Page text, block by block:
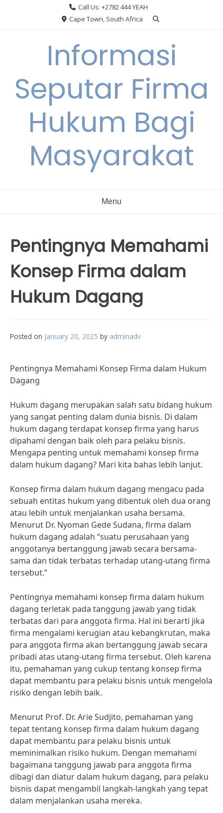
Call Us: +2782 444 YEAH
Cape Town, South Africa
Informasi
Seputar Firma
Hukum Bagi
Masyarakat
Menu
Pentingnya Memahami
Konsep Firma dalam
Hukum Dagang
Posted on January 20, 2025 by adminadv
Pentingnya Memahami Konsep Firma dalam Hukum
Dagang
Hukum dagang merupakan salah satu bidang hukum
yang sangat penting dalam dunia bisnis. Di dalam
hukum dagang terdapat konsep firma yang harus
dipahami dengan baik oleh para pelaku bisnis.
Mengapa penting untuk memahami konsep firma
dalam hukum dagang? Mari kita bahas lebih lanjut.
Konsep firma dalam hukum dagang mengacu pada
sebuah entitas hukum yang dibentuk oleh dua orang
atau lebih untuk menjalankan usaha bersama.
Menurut Dr. Nyoman Gede Sudana, firma dalam
hukum dagang adalah “suatu perusahaan yang
anggotanya bertanggung jawab secara bersama-
sama dan tidak terbatas terhadap utang-utang firma
tersebut.”
Pentingnya memahami konsep firma dalam hukum
dagang terletak pada tanggung jawab yang tidak
terbatas dari para anggota firma. Hal ini berarti jika
firma mengalami kerugian atau kebangkrutan, maka
para anggota firma akan bertanggung jawab secara
pribadi atas utang-utang firma tersebut. Oleh karena
itu, pemahaman yang cukup tentang konsep firma
dapat membantu para pelaku bisnis untuk mengelola
risiko dengan lebih baik.
Menurut Prof. Dr. Arie Sudjito, pemahaman yang
tepat tentang konsep firma dalam hukum dagang
dapat membantu para pelaku bisnis untuk
meminimalkan risiko hukum. Dengan memahami
bagaimana tanggung jawab para anggota firma
dibagi dan diatur dalam hukum dagang, para pelaku
bisnis dapat mengambil langkah-langkah yang tepat
dalam menjalankan usaha mereka.